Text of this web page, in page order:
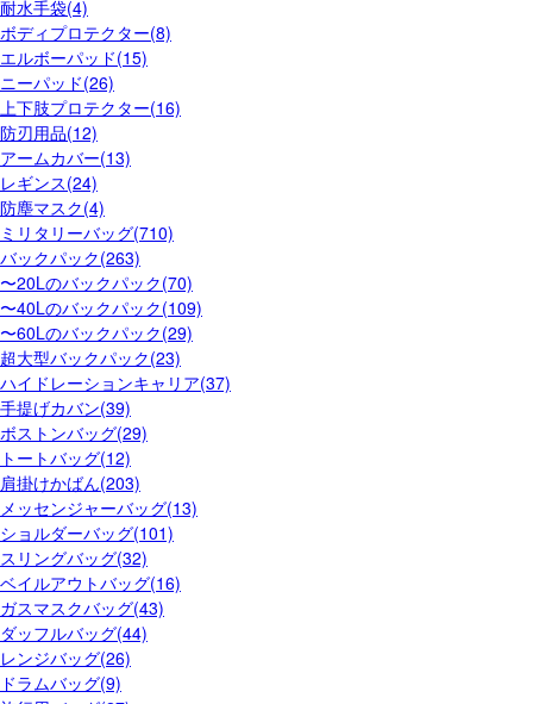
耐水手袋(4)
ボディプロテクター(8)
エルボーパッド(15)
ニーパッド(26)
上下肢プロテクター(16)
防刃用品(12)
アームカバー(13)
レギンス(24)
防塵マスク(4)
ミリタリーバッグ(710)
バックパック(263)
〜20Lのバックパック(70)
〜40Lのバックパック(109)
〜60Lのバックパック(29)
超大型バックパック(23)
ハイドレーションキャリア(37)
手提げカバン(39)
ボストンバッグ(29)
トートバッグ(12)
肩掛けかばん(203)
メッセンジャーバッグ(13)
ショルダーバッグ(101)
スリングバッグ(32)
ベイルアウトバッグ(16)
ガスマスクバッグ(43)
ダッフルバッグ(44)
レンジバッグ(26)
ドラムバッグ(9)